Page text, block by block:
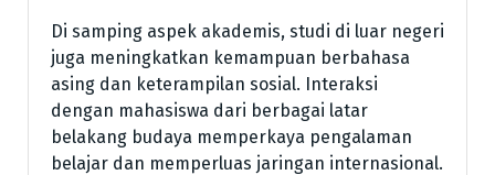
Di samping aspek akademis, studi di luar negeri
juga meningkatkan kemampuan berbahasa
asing dan keterampilan sosial. Interaksi
dengan mahasiswa dari berbagai latar
belakang budaya memperkaya pengalaman
belajar dan memperluas jaringan internasional.